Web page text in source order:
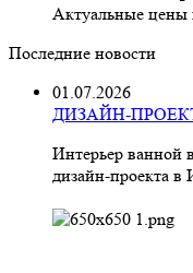
Актуальные цены
Последние новости
01.07.2026
ДИЗАЙН-
Интерьер ванной
дизайн‑проекта в